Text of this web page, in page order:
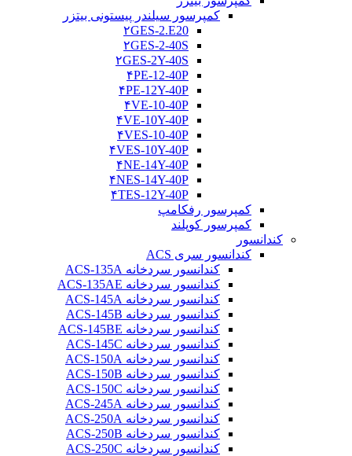
کمپرسور سیلندر پیستونی بیتزر
۲GES-2.E20
۲GES-2-40S
۲GES-2Y-40S
۴PE-12-40P
۴PE-12Y-40P
۴VE-10-40P
۴VE-10Y-40P
۴VES-10-40P
۴VES-10Y-40P
۴NE-14Y-40P
۴NES-14Y-40P
۴TES-12Y-40P
کمپرسور رفکامپ
کمپرسور کوپلند
کندانسور
کندانسور سری ACS
کندانسور سردخانه ACS-135A
کندانسور سردخانه ACS-135AE
کندانسور سردخانه ACS-145A
کندانسور سردخانه ACS-145B
کندانسور سردخانه ACS-145BE
کندانسور سردخانه ACS-145C
کندانسور سردخانه ACS-150A
کندانسور سردخانه ACS-150B
کندانسور سردخانه ACS-150C
کندانسور سردخانه ACS-245A
کندانسور سردخانه ACS-250A
کندانسور سردخانه ACS-250B
کندانسور سردخانه ACS-250C